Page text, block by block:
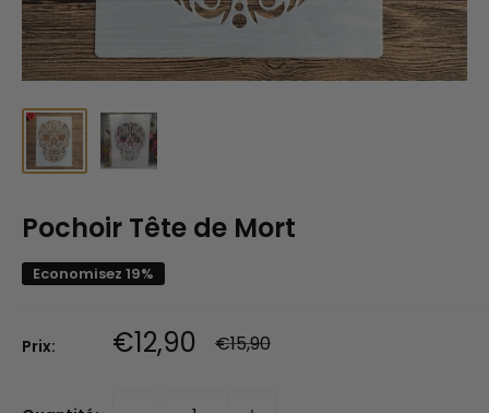
Pochoir Tête de Mort
Economisez 19%
Prix: Prix
réduit
€12,90 Prix
normal
€15,90